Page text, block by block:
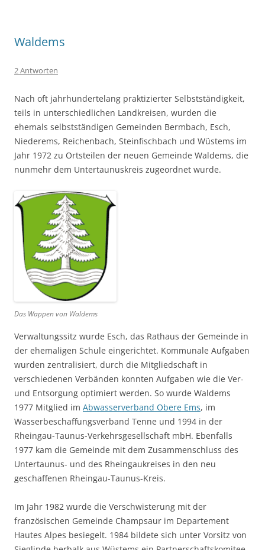
Waldems
2 Antworten
Nach oft jahrhundertelang praktizierter Selbstständigkeit,
teils in unterschiedlichen Landkreisen, wurden die
ehemals selbstständigen Gemeinden Bermbach, Esch,
Niederems, Reichenbach, Steinfischbach und Wüstems im
Jahr 1972 zu Ortsteilen der neuen Gemeinde Waldems, die
nunmehr dem Untertaunuskreis zugeordnet wurde.
Das Wappen von Waldems
Verwaltungssitz wurde Esch, das Rathaus der Gemeinde in
der ehemaligen Schule eingerichtet. Kommunale Aufgaben
wurden zentralisiert, durch die Mitgliedschaft in
verschiedenen Verbänden konnten Aufgaben wie die Ver-
und Entsorgung optimiert werden. So wurde Waldems
1977 Mitglied im Abwasserverband Obere Ems, im
Wasserbeschaffungsverband Tenne und 1994 in der
Rheingau-Taunus-Verkehrsgesellschaft mbH. Ebenfalls
1977 kam die Gemeinde mit dem Zusammenschluss des
Untertaunus- und des Rheingaukreises in den neu
geschaffenen Rheingau-Taunus-Kreis.
Im Jahr 1982 wurde die Verschwisterung mit der
französischen Gemeinde Champsaur im Departement
Hautes Alpes besiegelt. 1984 bildete sich unter Vorsitz von